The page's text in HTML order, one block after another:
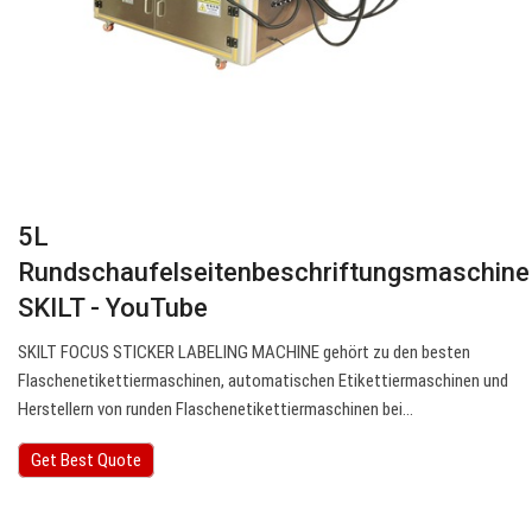
5L
Rundschaufelseitenbeschriftungsmaschine
SKILT - YouTube
SKILT FOCUS STICKER LABELING MACHINE gehört zu den besten
Flaschenetikettiermaschinen, automatischen Etikettiermaschinen und
Herstellern von runden Flaschenetikettiermaschinen bei…
Get Best Quote